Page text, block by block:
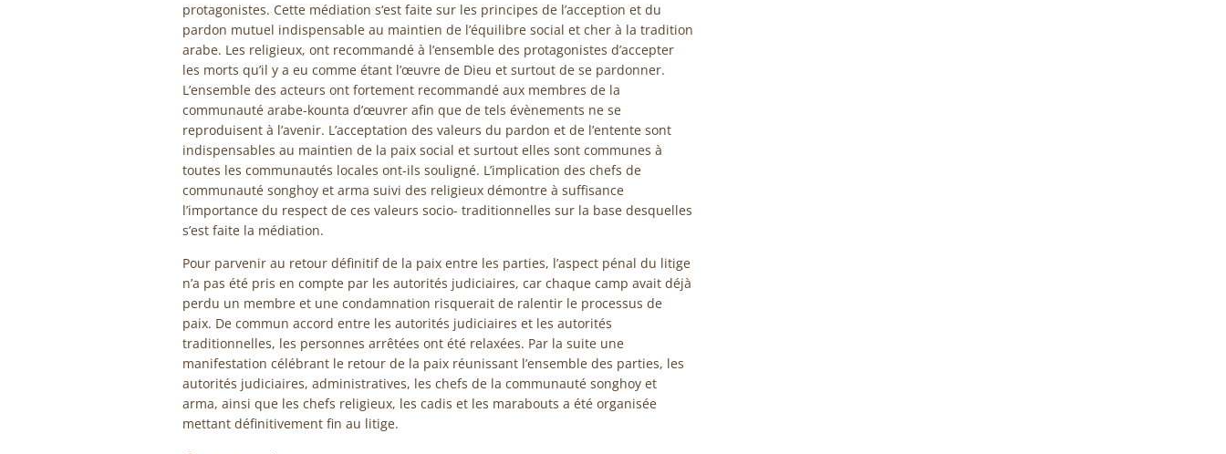
protagonistes. Cette médiation s‘est faite sur les principes de l’acception et du
pardon mutuel indispensable au maintien de l’équilibre social et cher à la tradition
arabe. Les religieux, ont recommandé à l’ensemble des protagonistes d’accepter
les morts qu’il y a eu comme étant l’œuvre de Dieu et surtout de se pardonner.
L’ensemble des acteurs ont fortement recommandé aux membres de la
communauté arabe-kounta d’œuvrer afin que de tels évènements ne se
reproduisent à l’avenir. L’acceptation des valeurs du pardon et de l’entente sont
indispensables au maintien de la paix social et surtout elles sont communes à
toutes les communautés locales ont-ils souligné. L’implication des chefs de
communauté songhoy et arma suivi des religieux démontre à suffisance
l’importance du respect de ces valeurs socio- traditionnelles sur la base desquelles
s’est faite la médiation.
Pour parvenir au retour définitif de la paix entre les parties, l’aspect pénal du litige
n’a pas été pris en compte par les autorités judiciaires, car chaque camp avait déjà
perdu un membre et une condamnation risquerait de ralentir le processus de
paix. De commun accord entre les autorités judiciaires et les autorités
traditionnelles, les personnes arrêtées ont été relaxées. Par la suite une
manifestation célébrant le retour de la paix réunissant l’ensemble des parties, les
autorités judiciaires, administratives, les chefs de la communauté songhoy et
arma, ainsi que les chefs religieux, les cadis et les marabouts a été organisée
mettant définitivement fin au litige.